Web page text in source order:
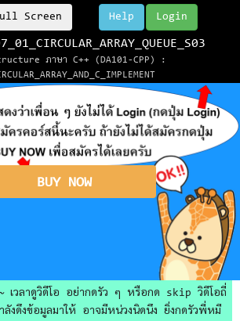
Screen Login
Help
ภาษา C++ (DA101-CPP) :
BUY NOW
เวลาดูวิดีโอ อย่ากดรัว ๆ หรือกด skip วิดีโอถี่
งดึงข้อมูลมาให้ อาจมีหน่วงนิดนึง ยิ่งกดรัวพี่หมี